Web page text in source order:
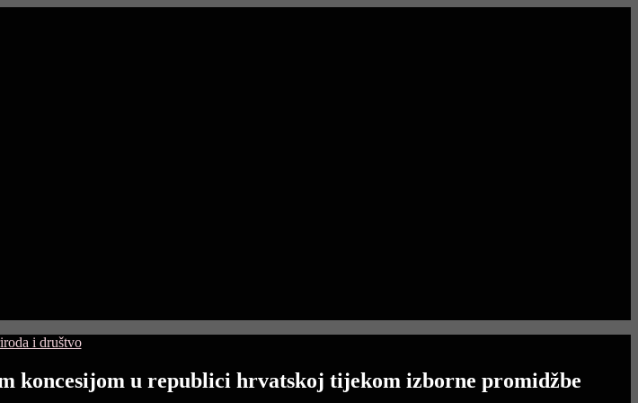
Categories
i društvo
koncesijom u republici hrvatskoj tijekom izborne promidžbe